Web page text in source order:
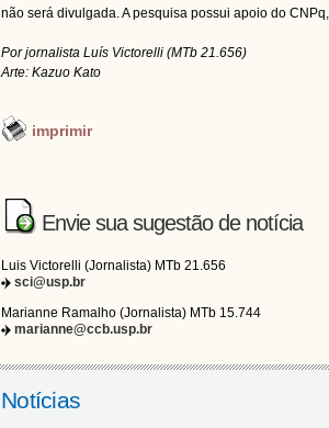
não será divulgada. A pesquisa possui apoio do
Por jornalista Luís Victorelli (MTb 21.656)
Arte: Kazuo Kato
imprimir
Envie sua sugestão de notícia
Luis Victorelli (Jornalista) MTb 21.656
sci@usp.br
Marianne Ramalho (Jornalista) MTb 15.744
marianne@ccb.usp.br
Notícias